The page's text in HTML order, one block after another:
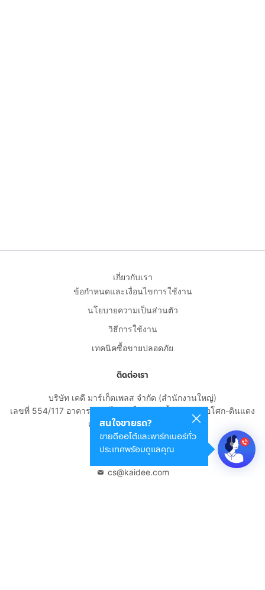
สนใจขายรถ?
ขายดีออโต้และพาร์ทเนอร์ทั่ว
ประเทศพร้อมดูแลคุณ
เกี่ยวกับเรา
ข้อกำหนดและเงื่อนไขการใช้งาน
นโยบายความเป็นส่วนตัว
วิธีการใช้งาน
เทคนิคซื้อขายปลอดภัย
ติดต่อเรา
บริษัท เคดี มาร์เก็ตเพลส จำกัด (สำนักงานใหญ่)
เลขที่ 554/117 อาคารสกายไนน์ เซ็นเตอร์ ชั้น 22 ถนนอโศก-ดินแดง
แขวงดินแดง เขตดินแดง
กรุงเทพมหานคร 10400
cs@kaidee.com